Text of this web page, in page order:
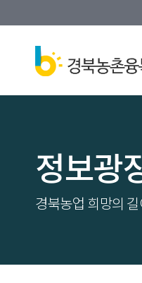
정보광
경북농업 희망의